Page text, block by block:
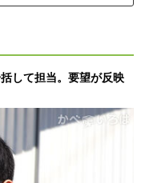
して担当。要望が反映